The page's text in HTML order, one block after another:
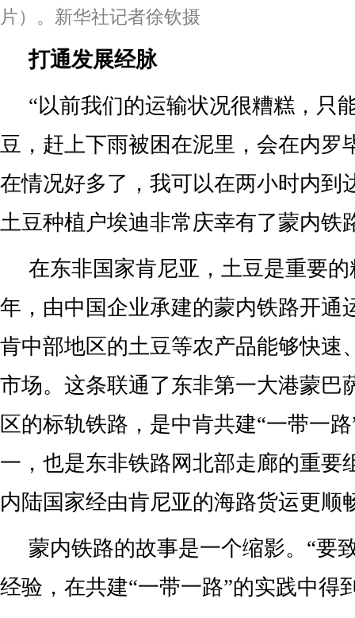
片）。新华社记者徐钦摄
打通发展经脉
“以前我们的运输状况很糟糕，只
豆，赶上下雨被困在泥里，会在内罗
在情况好多了，我可以在两小时内到
土豆种植户埃迪非常庆幸有了蒙内铁
在东非国家肯尼亚，土豆是重要
年，由中国企业承建的蒙内铁路开通
肯中部地区的土豆等农产品能够快速
市场。这条联通了东非第一大港蒙巴
区的标轨铁路，是中肯共建“一带一
一，也是东非铁路网北部走廊的重要
内陆国家经由肯尼亚的海路货运更顺
蒙内铁路的故事是一个缩影。“要
经验，在共建“一带一路”的实践中得